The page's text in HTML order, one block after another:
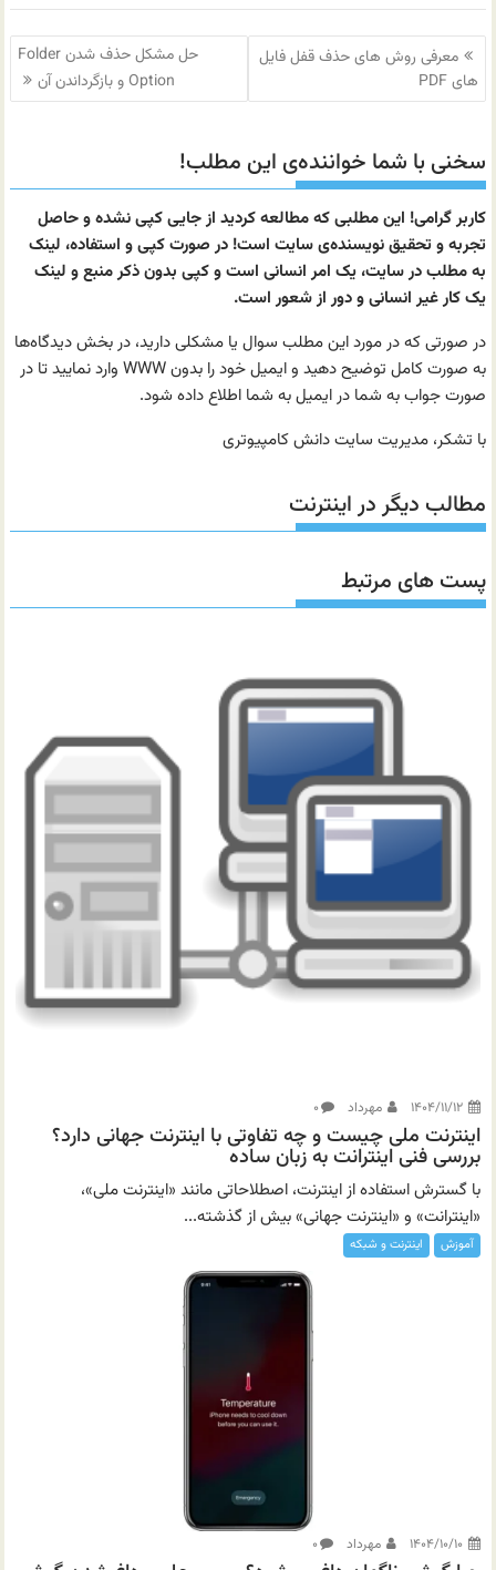
راهبری
نوشته
معرفی روش های حذف قفل فایل
های PDF
حل مشکل حذف شدن Folder
Option و بازگرداندن آن
سخنی با شما خواننده‌ی این مطلب!
کاربر گرامی! این مطلبی که مطالعه کردید از جایی کپی نشده و حاصل
تجربه و تحقیق نویسنده‌ی سایت است! در صورت کپی و استفاده، لینک
به مطلب در سایت، یک امر انسانی است و کپی بدون ذکر منبع و لینک
یک کار غیر انسانی و دور از شعور است.
در صورتی که در مورد این مطلب سوال یا مشکلی دارید، در بخش دیدگاه‌ها
به صورت کامل توضیح دهید و ایمیل خود را بدون WWW وارد نمایید تا در
صورت جواب به شما در ایمیل به شما اطلاع داده شود.
با تشکر، مدیریت سایت دانش کامپیوتری
مطالب دیگر در اینترنت
پست های مرتبط
۱۴۰۴/۱۱/۱۲ مهرداد ۰
اینترنت ملی چیست و چه تفاوتی با اینترنت جهانی دارد؟
بررسی فنی اینترانت به زبان ساده
با گسترش استفاده از اینترنت، اصطلاحاتی مانند «اینترنت ملی»،
«اینترانت» و «اینترنت جهانی» بیش از گذشته...
آموزش اینترنت و شبکه
مهرداد ۰